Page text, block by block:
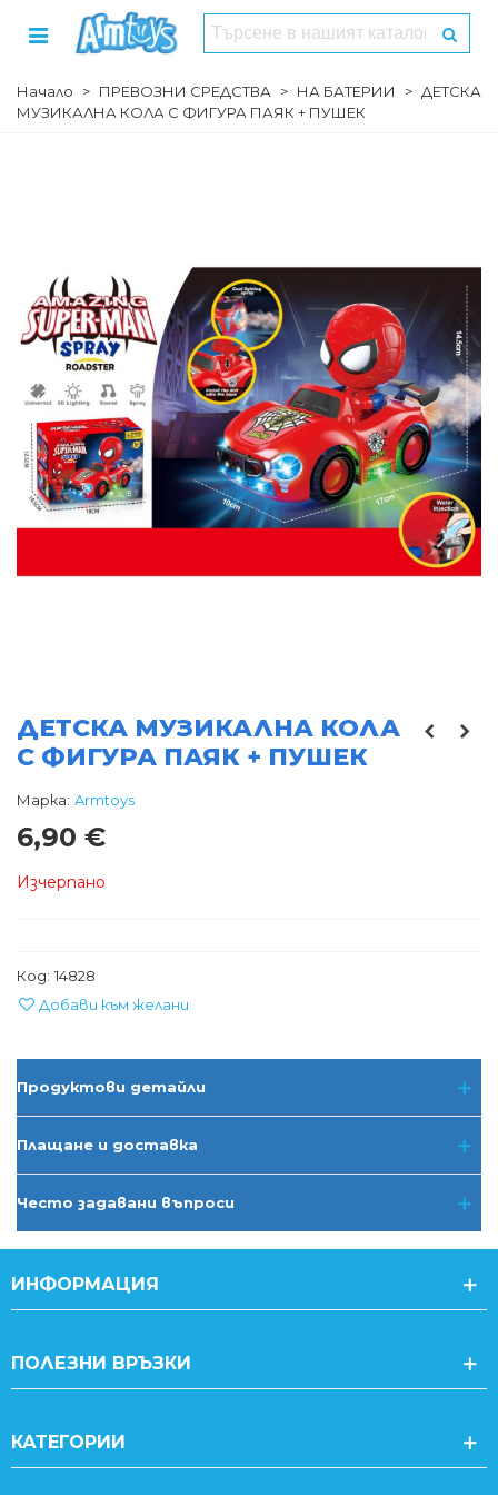
Начало > ПРЕВОЗНИ СРЕДСТВА > НА БАТЕРИИ > ДЕТСКА
МУЗИКАЛНА КОЛА С ФИГУРА ПАЯК + ПУШЕК
ДЕТСКА МУЗИКАЛНА КОЛА
С ФИГУРА ПАЯК + ПУШЕК
Марка: Armtoys
6,90 €
Изчерпано
Код: 14828
Добави към желани
Продуктови детайли
Плащане и доставка
Често задавани въпроси
ИНФОРМАЦИЯ
ПОЛЕЗНИ ВРЪЗКИ
КАТЕГОРИИ